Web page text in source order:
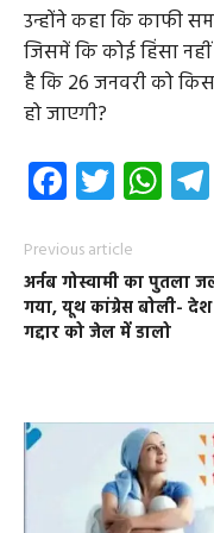
उन्होंने कहा कि काफी
जिसमें कि कोई हिंसा
है कि 26 जनवरी को
हो जाएगी?
Previous article
अर्नब गोस्वामी का पुतला
गया, यूथ कांग्रेस बोली-
गद्दार को जेल में डालो